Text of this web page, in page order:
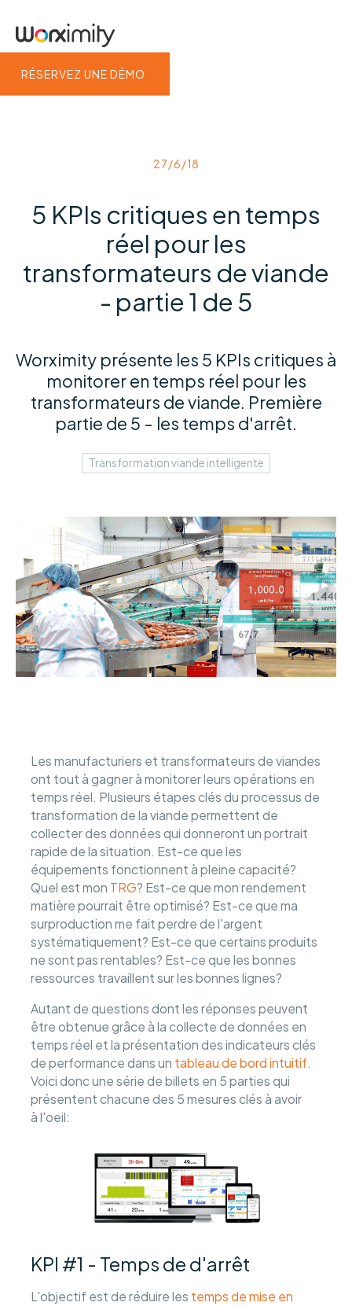
RÉSERVEZ UNE DÉMO
27/6/18
5 KPIs critiques en temps
réel pour les
transformateurs de viande
- partie 1 de 5
Worximity présente les 5 KPIs critiques à
monitorer en temps réel pour les
transformateurs de viande. Première
partie de 5 - les temps d'arrêt.
Transformation viande intelligente
Les manufacturiers et transformateurs de viandes
ont tout à gagner à monitorer leurs opérations en
temps réel. Plusieurs étapes clés du processus de
transformation de la viande permettent de
collecter des données qui donneront un portrait
rapide de la situation. Est-ce que les
équipements fonctionnent à pleine capacité?
Quel est mon TRG? Est-ce que mon rendement
matière pourrait être optimisé? Est-ce que ma
surproduction me fait perdre de l'argent
systématiquement? Est-ce que certains produits
ne sont pas rentables? Est-ce que les bonnes
ressources travaillent sur les bonnes lignes?
Autant de questions dont les réponses peuvent
être obtenue grâce à la collecte de données en
temps réel et la présentation des indicateurs clés
de performance dans un tableau de bord intuitif
Voici donc une série de billets en 5 parties qui
présentent chacune des 5 mesures clés à avoir
à l'oeil:
KPI #1 - Temps de d'arrêt
L'objectif est de réduire les temps de mise en